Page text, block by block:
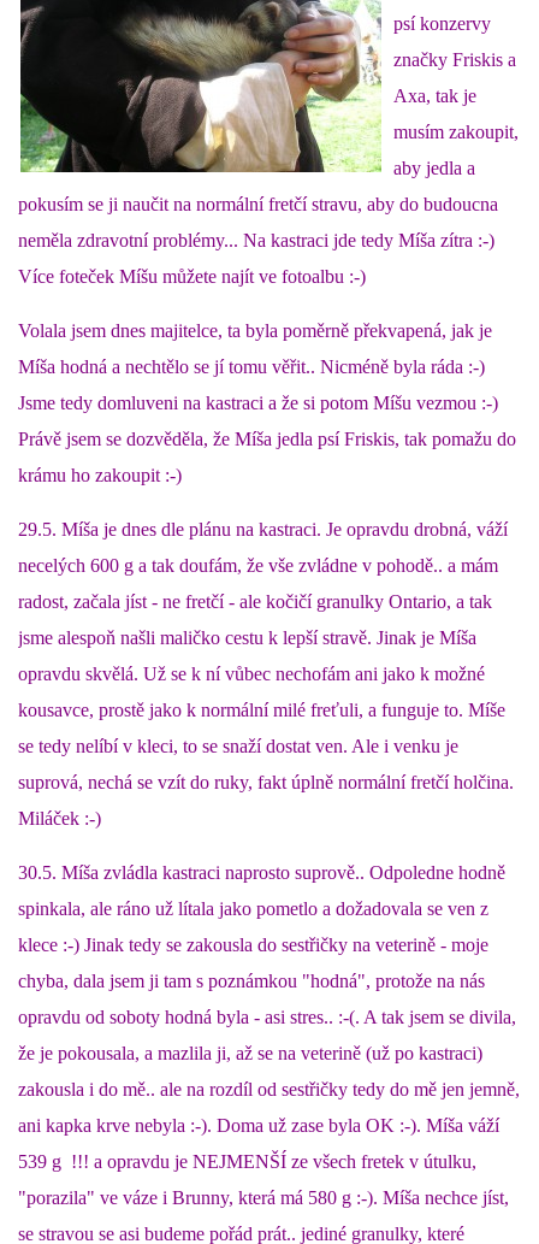
Fretky Boleslav, z.s.
Trnová 15
294 25 Katusice
602 692 130
info@fretkyboleslav.cz
Nahoru ↑
psí konzervy
značky Friskis a
Axa, tak je
musím zakoupit,
aby jedla a
pokusím se ji naučit na normální fretčí stravu, aby do budoucna
neměla zdravotní problémy... Na kastraci jde tedy Míša zítra :-)
Více foteček Míšu můžete najít ve fotoalbu :-)
Volala jsem dnes majitelce, ta byla poměrně překvapená, jak je
Míša hodná a nechtělo se jí tomu věřit.. Nicméně byla ráda :-)
Jsme tedy domluveni na kastraci a že si potom Míšu vezmou :-)
Právě jsem se dozvěděla, že Míša jedla psí Friskis, tak pomažu do
krámu ho zakoupit :-)
29.5. Míša je dnes dle plánu na kastraci. Je opravdu drobná, váží
necelých 600 g a tak doufám, že vše zvládne v pohodě.. a mám
radost, začala jíst - ne fretčí - ale kočičí granulky Ontario, a tak
jsme alespoň našli maličko cestu k lepší stravě. Jinak je Míša
opravdu skvělá. Už se k ní vůbec nechofám ani jako k možné
kousavce, prostě jako k normální milé freťuli, a funguje to. Míše
se tedy nelíbí v kleci, to se snaží dostat ven. Ale i venku je
suprová, nechá se vzít do ruky, fakt úplně normální fretčí holčina.
Miláček :-)
30.5. Míša zvládla kastraci naprosto suprově.. Odpoledne hodně
spinkala, ale ráno už lítala jako pometlo a dožadovala se ven z
klece :-) Jinak tedy se zakousla do sestřičky na veterině - moje
chyba, dala jsem ji tam s poznámkou "hodná", protože na nás
opravdu od soboty hodná byla - asi stres.. :-(. A tak jsem se divila,
že je pokousala, a mazlila ji, až se na veterině (už po kastraci)
zakousla i do mě.. ale na rozdíl od sestřičky tedy do mě jen jemně,
ani kapka krve nebyla :-). Doma už zase byla OK :-). Míša váží
539 g !!! a opravdu je NEJMENŠÍ ze všech fretek v útulku,
"porazila" ve váze i Brunny, která má 580 g :-). Míša nechce jíst,
se stravou se asi budeme pořád prát.. jediné granulky, které